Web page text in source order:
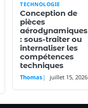
TECHNOLOGIE
Conception de
pièces
aérodynamiques
: sous-traiter ou
internaliser les
compétences
techniques
Thomas juillet 15, 2026